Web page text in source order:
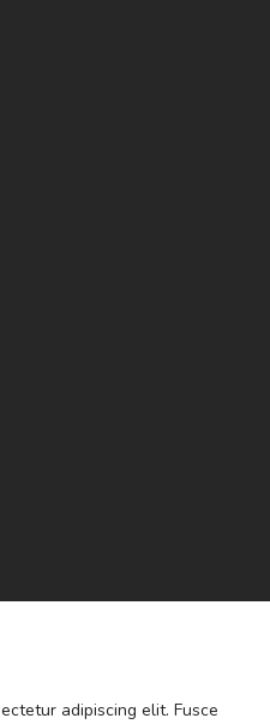
adipiscing elit. Fusce